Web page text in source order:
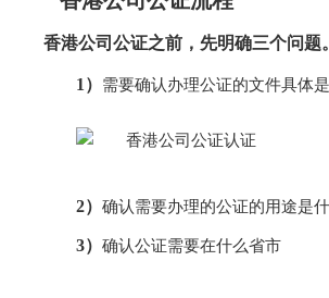
香港公司公证之前，先明确三个问题。
1） 需要确认办理公证的文件具体
2） 确认需要办理的公证的用途是
3） 确认公证需要在什么省市